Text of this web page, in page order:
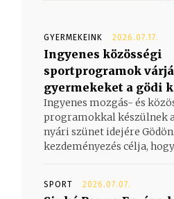
GYERMEKEINK 2026.07.17.
Ingyenes közösségi
sportprogramok
gyermekeket a gödi
Ingyenes mozgás- és
programokkal készülnek
nyári szünet idejére
kezdeményezés célja,
SPORT 2026.07.07.